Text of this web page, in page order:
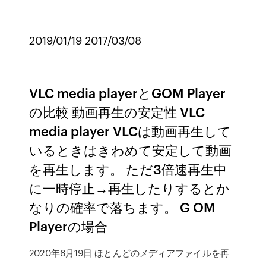
2019/01/19 2017/03/08
VLC media playerとGOM Player
の比較 動画再生の安定性 VLC
media player VLCは動画再生して
いるときはきわめて安定して動画
を再生します。 ただ3倍速再生中
に一時停止→再生したりするとか
なりの確率で落ちます。 G OM
Playerの場合
2020年6月19日 ほとんどのメディアファイルを再